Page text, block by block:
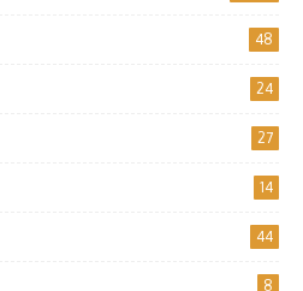
48
24
27
14
44
8